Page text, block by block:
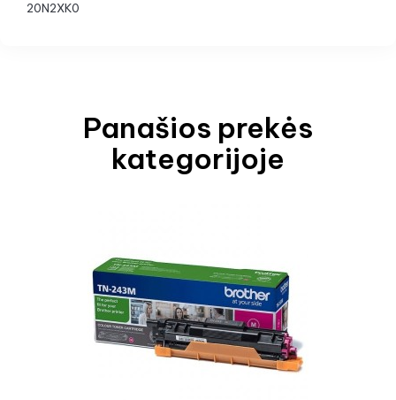
20N2XK0
Panašios prekės
kategorijoje